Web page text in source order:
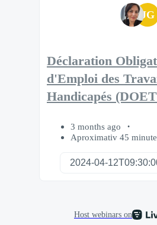
JG
Déclaration
d'Emploi des
Handicapés
3 months ago
Aproximativ 45 minute
Host webinars on